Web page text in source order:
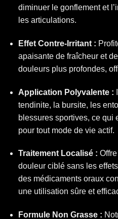
diminuer le gonflement et
les articulations.
Effet Contre-Irritant :
apaisante de fraîcheur et
douleurs plus profondes,
Application Polyvalente :
tendinite, la bursite, les
blessures sportives, ce qui
pour tout mode de vie actif.
Traitement Localisé :
douleur ciblé sans les
des médicaments oraux
une utilisation sûre et
Formule Non Grasse :